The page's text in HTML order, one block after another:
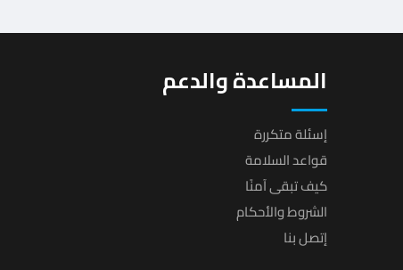
المساعدة والدعم
إسئلة متكررة
قواعد السلامة
كيف تبقى آمنًا
الشروط والأحكام
إتصل بنا